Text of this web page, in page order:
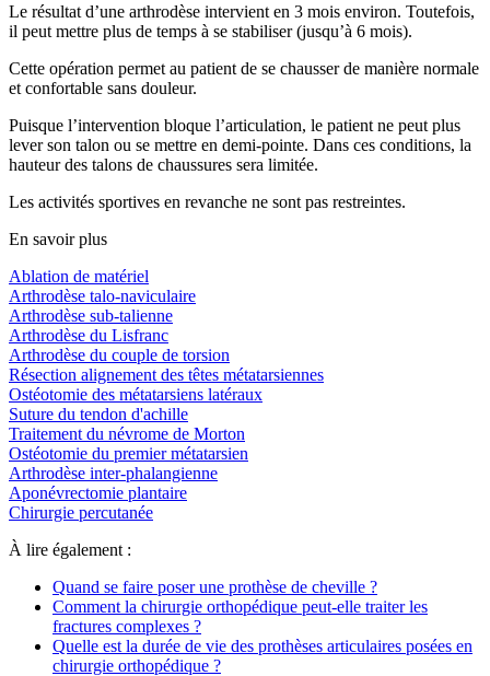
Le résultat d’une arthrodèse intervient en 3 mois environ. Toutefois,
il peut mettre plus de temps à se stabiliser (jusqu’à 6 mois).
Cette opération permet au patient de se chausser de manière normale
et confortable sans douleur.
Puisque l’intervention bloque l’articulation, le patient ne peut plus
lever son talon ou se mettre en demi-pointe. Dans ces conditions, la
hauteur des talons de chaussures sera limitée.
Les activités sportives en revanche ne sont pas restreintes.
En savoir plus
Ablation de matériel
Arthrodèse talo-naviculaire
Arthrodèse sub-talienne
Arthrodèse du Lisfranc
Arthrodèse du couple de torsion
Résection alignement des têtes métatarsiennes
Ostéotomie des métatarsiens latéraux
Suture du tendon d'achille
Traitement du névrome de Morton
Ostéotomie du premier métatarsien
Arthrodèse inter-phalangienne
Aponévrectomie plantaire
Chirurgie percutanée
À lire également :
Quand se faire poser une prothèse de cheville ?
Comment la chirurgie orthopédique peut-elle traiter les
fractures complexes ?
Quelle est la durée de vie des prothèses articulaires posées en
chirurgie orthopédique ?